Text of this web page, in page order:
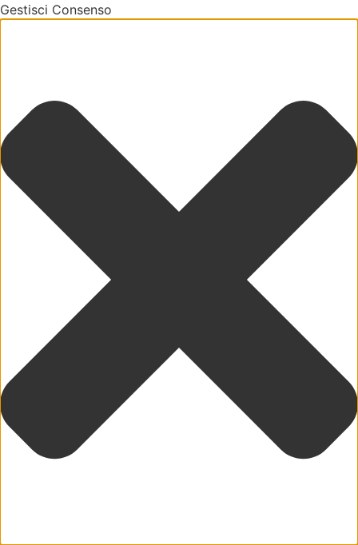
Gestisci Consenso